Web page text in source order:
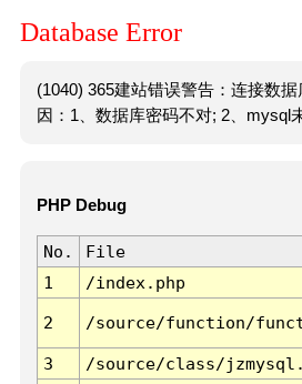
Database Error
(1040) 365建站错误警告：连接数
因：1、数据库密码不对; 2、mysql
PHP Debug
No. File
1
/index.php
2 /source/function/
3 /source/class/